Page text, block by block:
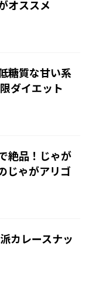
オススメ
糖質な甘い系
ダイエット
絶品！じゃが
じゃがアリゴ
カレースナッ